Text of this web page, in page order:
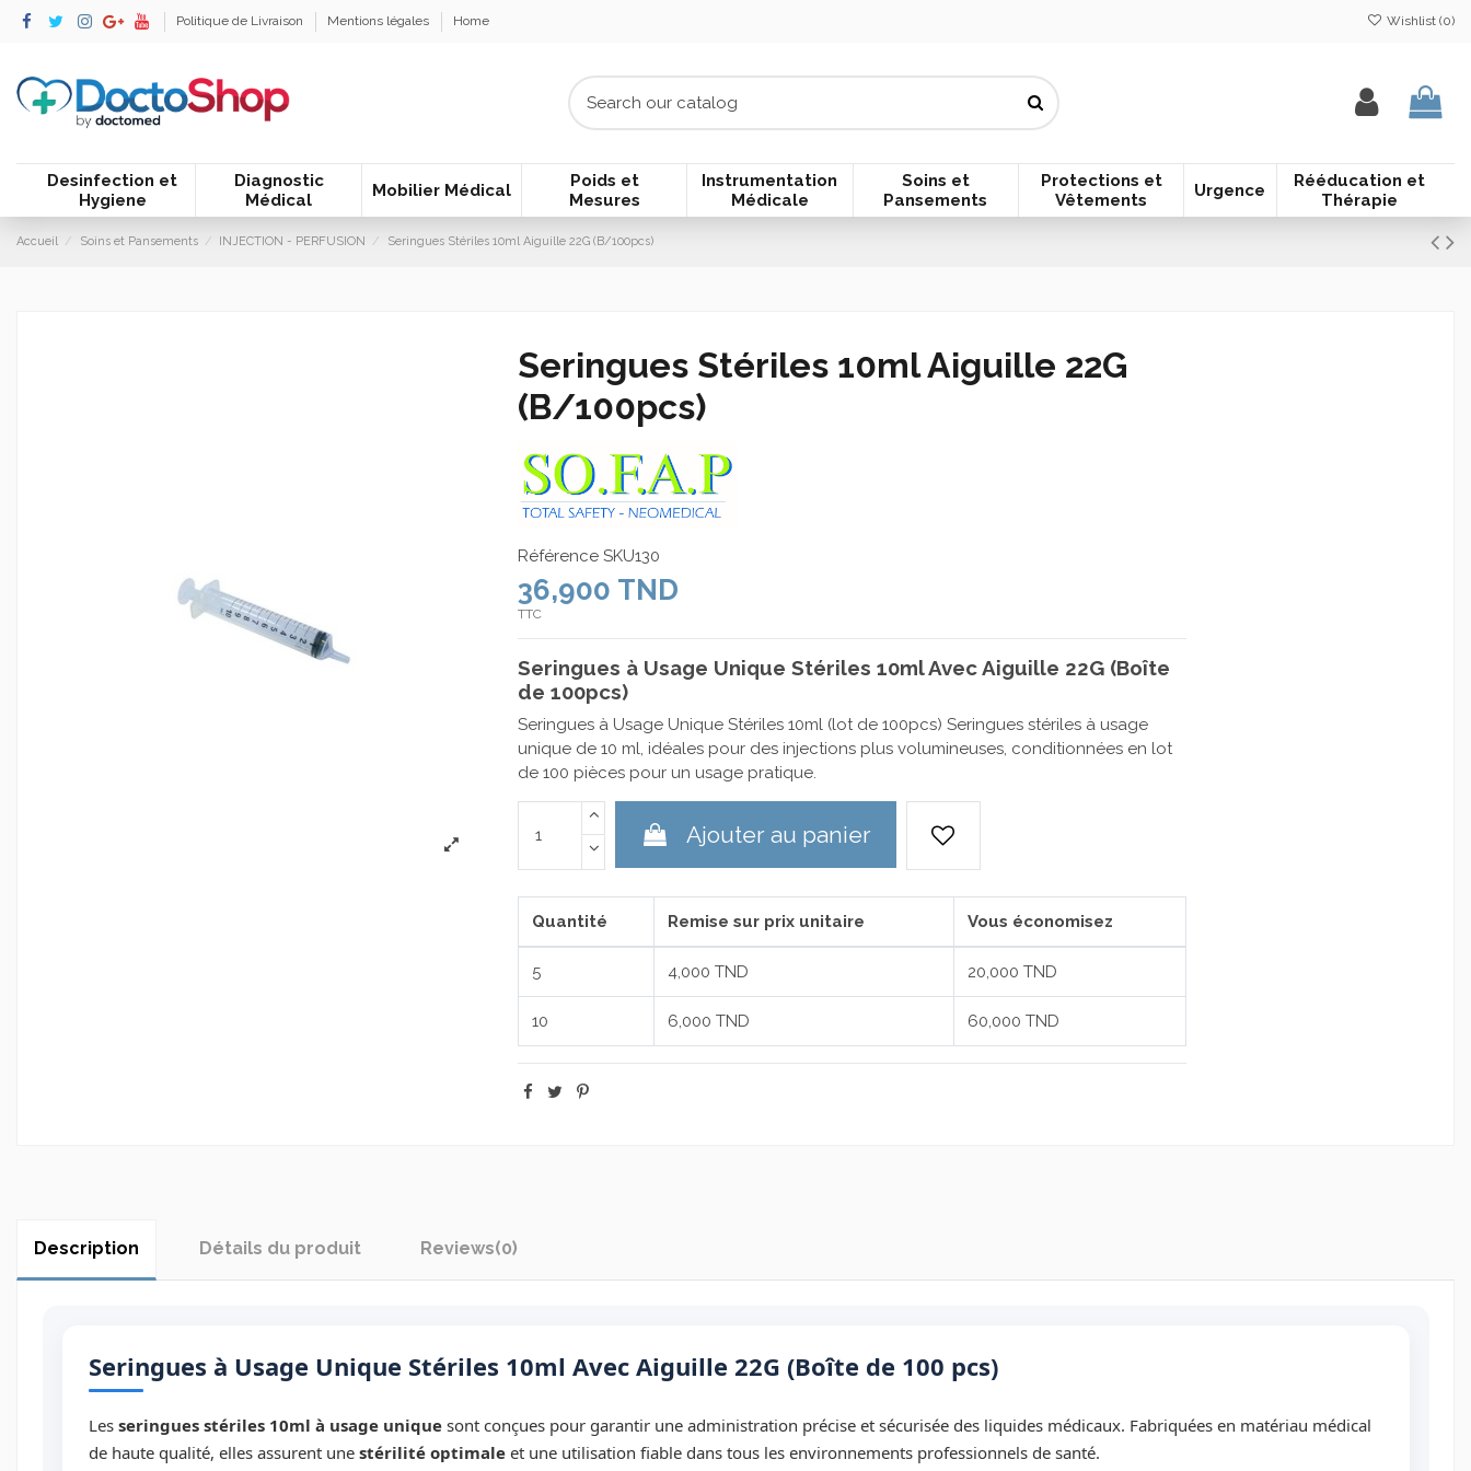
Politique de Livraison Mentions légales Home Wishlist (0)
Desinfection et
Hygiene
Diagnostic
Médical
Mobilier Médical
Poids et
Mesures
Instrumentation
Médicale
Soins et
Pansements
Protections et
Vêtements
Urgence
Rééducation et
Thérapie
Accueil Soins et Pansements INJECTION - PERFUSION Seringues Stériles 10ml Aiguille 22G (B/100pcs)
Seringues Stériles 10ml Aiguille 22G
(B/100pcs)
Référence SKU130
36,900 TND
TTC
Seringues à Usage Unique Stériles 10ml Avec Aiguille 22G (Boîte
de 100pcs)
Seringues à Usage Unique Stériles 10ml (lot de 100pcs) Seringues stériles à usage
unique de 10 ml, idéales pour des injections plus volumineuses, conditionnées en lot
de 100 pièces pour un usage pratique.
Ajouter au panier
Quantité Remise sur prix unitaire Vous économisez
5 4,000 TND 20,000 TND
10 6,000 TND 60,000 TND
Description Détails du produit Reviews(0)
Seringues à Usage Unique Stériles 10ml Avec Aiguille 22G (Boîte de 100 pcs)
Les seringues stériles 10ml à usage uniquesont conçues pour garantir une administration précise et sécurisée des liquides médicaux. Fabriquées en matériau médical
de haute qualité, elles assurent une stérilité optimaleet une utilisation fiable dans tous les environnements professionnels de santé.